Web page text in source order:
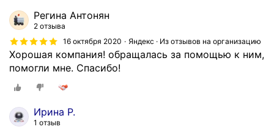
Регина Антонян
2 отзыва
16 октября 2020
Яндекс · Из отзывов на организацию
Хорошая компания! обращалась за помощью к ним,
помогли мне. Спасибо!
Ирина Р.
1 отзыв